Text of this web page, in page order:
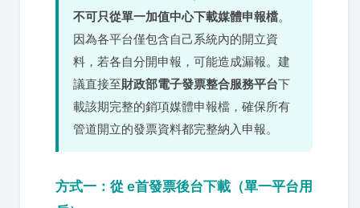
不可只從單一加值中心下載媒體申報檔。
因為各平台僅包含自己系統內的開立資
料，若各自分開申報，可能造成漏報。建
議直接至財政部電子發票整合服務平台下
載該期完整的銷項媒體申報檔，確保所有
管道開立的發票資料都完整納入申報。
方式一：從 e首發票後台下載（單一平台用